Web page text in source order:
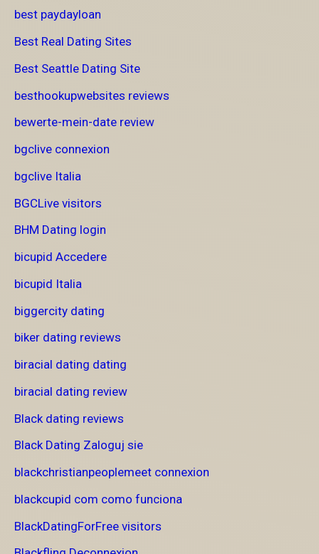
best paydayloan
Best Real Dating Sites
Best Seattle Dating Site
besthookupwebsites reviews
bewerte-mein-date review
bgclive connexion
bgclive Italia
BGCLive visitors
BHM Dating login
bicupid Accedere
bicupid Italia
biggercity dating
biker dating reviews
biracial dating dating
biracial dating review
Black dating reviews
Black Dating Zaloguj sie
blackchristianpeoplemeet connexion
blackcupid com como funciona
BlackDatingForFree visitors